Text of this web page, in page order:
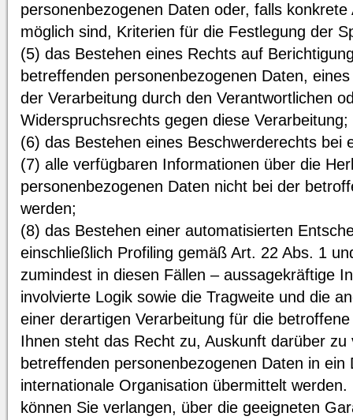
personenbezogenen Daten oder, falls
möglich sind, Kriterien für die Festlegung der
(5) das Bestehen eines Rechts auf
betreffenden personenbezogenen Daten,
der Verarbeitung durch den Verantwortlichen
Widerspruchsrechts gegen diese Verarbeitung;
(6) das Bestehen eines Beschwerderechts bei
(7) alle verfügbaren Informationen über die
personenbezogenen Daten nicht bei der
werden;
(8) das Bestehen einer automatisierten
einschließlich Profiling gemäß Art. 22 Abs. 1
zumindest in diesen Fällen – aussagekräftige
involvierte Logik sowie die Tragweite und die
einer derartigen Verarbeitung für die
Ihnen steht das Recht zu, Auskunft darüber zu
betreffenden personenbezogenen Daten in ein
internationale Organisation übermittelt
können Sie verlangen, über die geeigneten